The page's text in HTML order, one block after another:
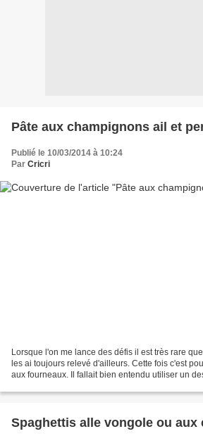
Pâte aux champignons ail et
Publié le 10/03/2014 à 10:24
Par Cricri
Lorsque l'on me lance des défis il est très rare
les ai toujours relevé d'ailleurs. Cette fois c'est
aux fourneaux. Il fallait bien entendu utiliser un
Spaghettis alle vongole ou aux